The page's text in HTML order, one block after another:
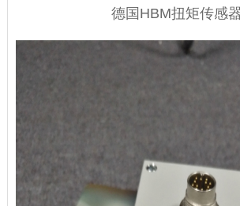
德国HBM扭矩传感